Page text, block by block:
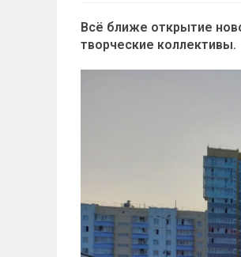
Всё ближе открытие
творческие коллективы.